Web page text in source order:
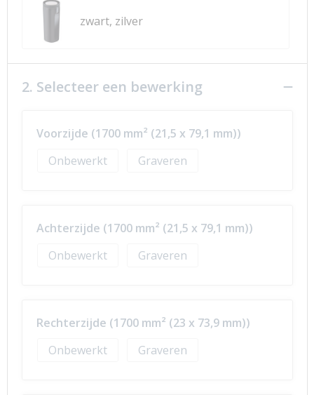
zwart, zilver
2. Selecteer een bewerking
Voorzijde (1700 mm² (21,5 x 79,1 mm))
Onbewerkt
Graveren
Achterzijde (1700 mm² (21,5 x 79,1 mm))
Onbewerkt
Graveren
Rechterzijde (1700 mm² (23 x 73,9 mm))
Onbewerkt
Graveren